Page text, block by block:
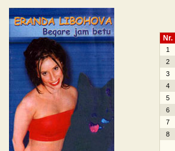
Nr.
1
2
3
4
5
6
7
8